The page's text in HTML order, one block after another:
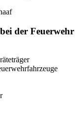
der Feuerwehr